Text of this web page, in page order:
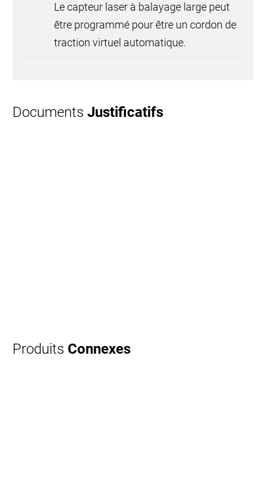
Le capteur laser à balayage large peut
être programmé pour être un cordon de
traction virtuel automatique.
DocumentsJustificatifs
Produits Connexes